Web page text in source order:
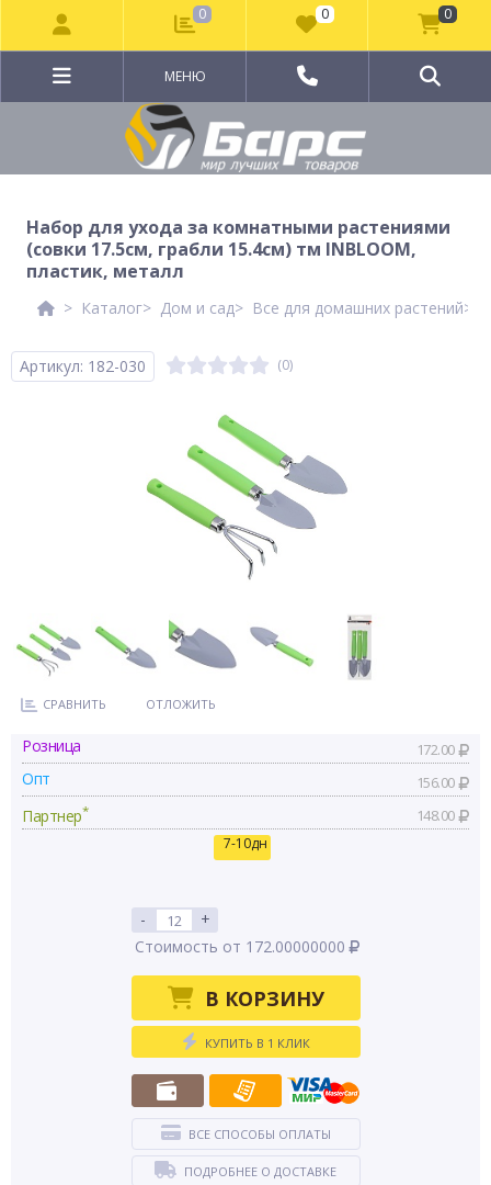
МЕНЮ
Набор для ухода за комнатными растениями
(совки 17.5см, грабли 15.4см) тм INBLOOM,
пластик, металл
Каталог Дом и сад Все для домашних растений
Артикул: 182-030 (0)
СРАВНИТЬ ОТЛОЖИТЬ
Розница 172.00
Опт 156.00
Партнер* 148.00
7-10дн
-
+
Стоимость от 172.00000000
В КОРЗИНУ
КУПИТЬ В 1 КЛИК
ВСЕ СПОСОБЫ ОПЛАТЫ
ПОДРОБНЕЕ О ДОСТАВКЕ
0 0 0